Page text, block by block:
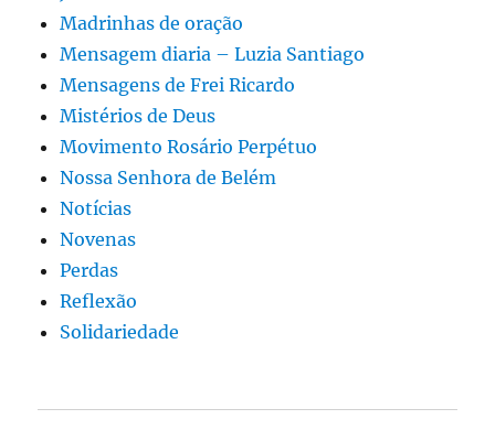
Madrinhas de oração
Mensagem diaria – Luzia Santiago
Mensagens de Frei Ricardo
Mistérios de Deus
Movimento Rosário Perpétuo
Nossa Senhora de Belém
Notícias
Novenas
Perdas
Reflexão
Solidariedade